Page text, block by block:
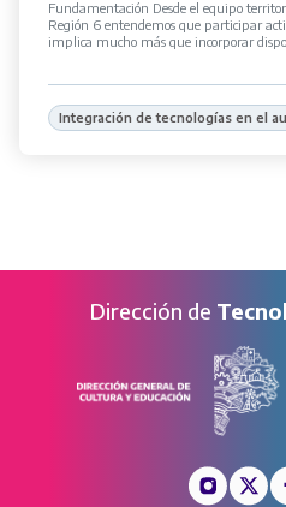
Fundamentación Desde el equipo
Región 6 entendemos que participar
implica mucho más que incorporar
Integración de tecnologías en el
Dirección de